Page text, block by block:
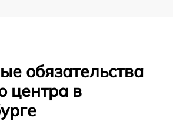
обязательства
центра в